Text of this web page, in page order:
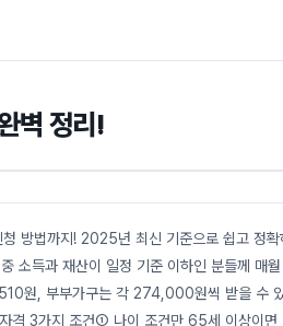
벽 정리!
방법까지! 2025년 최신 기준으로 쉽고 정
소득과 재산이 일정 기준 이하인 분들께 매
원, 부부가구는 각 274,000원씩 받을 수
격 3가지 조건① 나이 조건만 65세 이상이면